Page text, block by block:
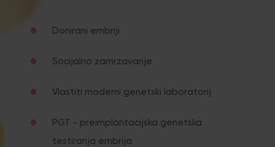
Donirani embriji
Socijalno zamrzavanje
Vlastiti moderni genetski laboratorij
PGT - preimplantacijska genetska
testiranja embrija